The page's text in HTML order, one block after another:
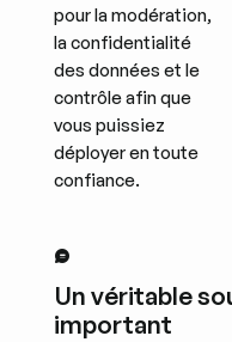
pour la modération,
la confidentialité
des données et le
contrôle afin que
vous puissiez
déployer en toute
confiance.
Un véritable
important